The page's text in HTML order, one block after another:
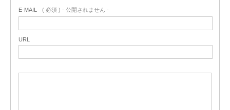
E-MAIL ( 必須 ) - 公開されません -
URL